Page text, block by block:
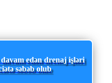
edən drenaj işləri
səbəb olub